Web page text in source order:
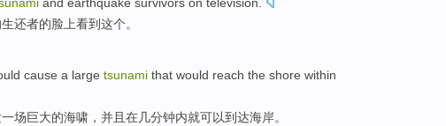
生还者的脸上看到这个。
cause a large tsunami that would reach the shore within
一场巨大的海啸 ， 并且在几分钟内就可以到达海岸。